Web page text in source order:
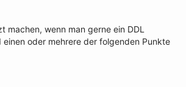
machen, wenn man gerne ein DDL
oder mehrere der folgenden Punkte